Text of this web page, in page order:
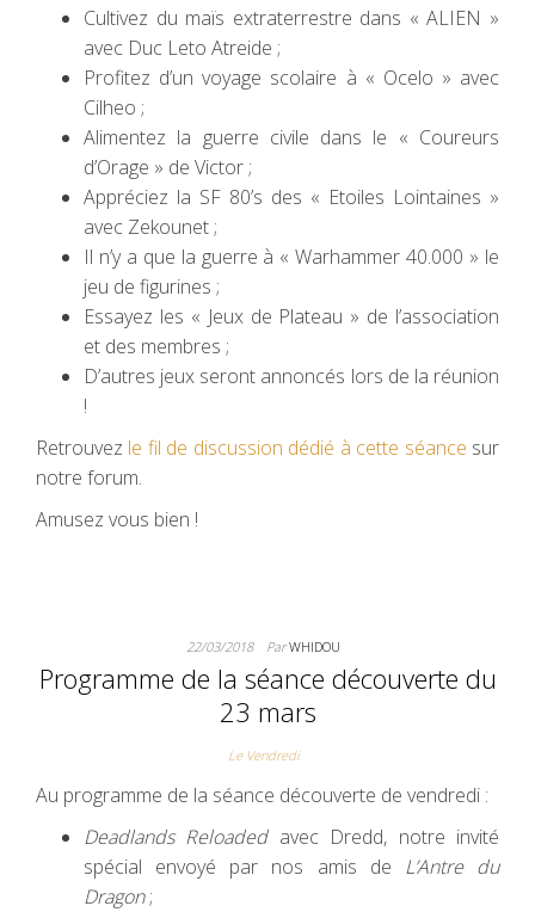
Cultivez du maïs extraterrestre dans « ALIEN »
avec Duc Leto Atreide ;
Profitez d’un voyage scolaire à « Ocelo » avec
Cilheo ;
Alimentez la guerre civile dans le « Coureurs
d’Orage » de Victor ;
Appréciez la SF 80’s des « Etoiles Lointaines »
avec Zekounet ;
Il n’y a que la guerre à « Warhammer 40.000 » le
jeu de figurines ;
Essayez les « Jeux de Plateau » de l’association
et des membres ;
D’autres jeux seront annoncés lors de la réunion
!
Retrouvez le fil de discussion dédié à cette séance sur
notre forum.
Amusez vous bien !
22/03/2018 ParWHIDOU
Programme de la séance découverte du
23 mars
Le Vendredi
Au programme de la séance découverte de vendredi :
Deadlands Reloadedavec Dredd, notre invité
spécial envoyé par nos amis de L’Antre du
Dragon;